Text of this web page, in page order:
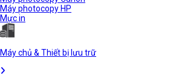
Máy photocopy HP
Mực in
Máy chủ & Thiết bị lưu trữ